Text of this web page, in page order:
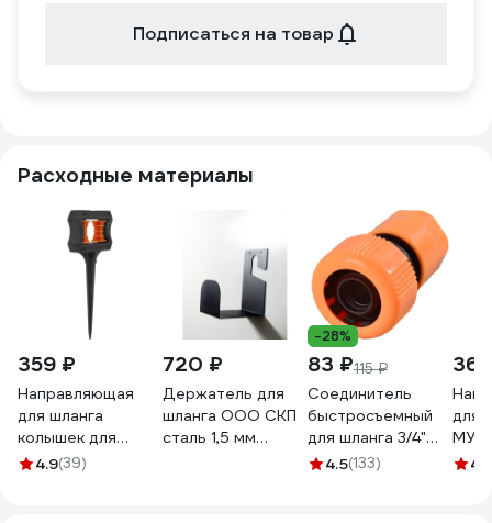
Подписаться на товар
Расходные материалы
359 ₽
Направляющая
для шланга
колышек для
садового шланга
4.9(39)
720 ₽
Держатель для
шланга ООО СКП
сталь 1,5 мм
-28%
83 ₽115 ₽
Соединитель
быстросъемный
для шланга 3/4"
Вихрь 73/7/2/17
4.5(133)
для
4.7